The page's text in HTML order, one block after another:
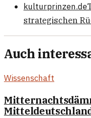
kulturprinzen.de
strategischen
Auch
Wissenschaft